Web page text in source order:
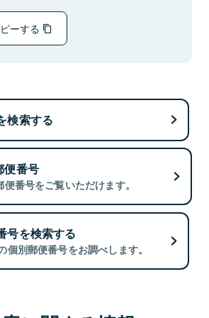
ーする
検索する
便番号
番号をご覧いただけます。
号を検索する
個別郵便番号をお調べします。